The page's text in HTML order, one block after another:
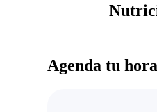
Agenda tu hora